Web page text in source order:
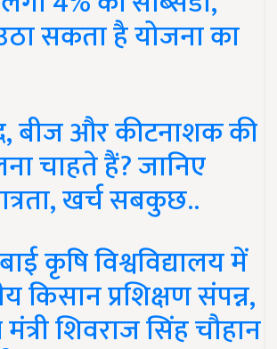
सकता है योजना का
बीज और कीटनाशक की
चाहते हैं? जानिए
खर्च सबकुछ..
कृषि विश्वविद्यालय में
किसान प्रशिक्षण संपन्न,
शिवराज सिंह चौहान